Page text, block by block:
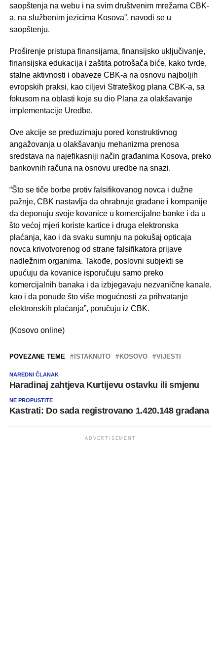
saopštenja na webu i na svim društvenim mrežama CBK-
a, na službenim jezicima Kosova”, navodi se u
saopštenju.
Proširenje pristupa finansijama, finansijsko uključivanje,
finansijska edukacija i zaštita potrošača biće, kako tvrde,
stalne aktivnosti i obaveze CBK-a na osnovu najboljih
evropskih praksi, kao ciljevi Strateškog plana CBK-a, sa
fokusom na oblasti koje su dio Plana za olakšavanje
implementacije Uredbe.
Ove akcije se preduzimaju pored konstruktivnog
angažovanja u olakšavanju mehanizma prenosa
sredstava na najefikasniji način građanima Kosova, preko
bankovnih računa na osnovu uredbe na snazi.
“Što se tiče borbe protiv falsifikovanog novca i dužne
pažnje, CBK nastavlja da ohrabruje građane i kompanije
da deponuju svoje kovanice u komercijalne banke i da u
što većoj mjeri koriste kartice i druga elektronska
plaćanja, kao i da svaku sumnju na pokušaj opticaja
novca krivotvorenog od strane falsifikatora prijave
nadležnim organima. Takođe, poslovni subjekti se
upućuju da kovanice isporučuju samo preko
komercijalnih banaka i da izbjegavaju nezvanične kanale,
kao i da ponude što više mogućnosti za prihvatanje
elektronskih plaćanja”, poručuju iz CBK.
(Kosovo online)
POVEZANE TEME ISTAKNUTO KOSOVO VIJESTI
NAREDNI ČLANAK
Haradinaj zahtjeva Kurtijevu ostavku ili smjenu
NE PROPUSTITE
Kastrati: Do sada registrovano 1.420.148 građana
ADVERTISEMENT